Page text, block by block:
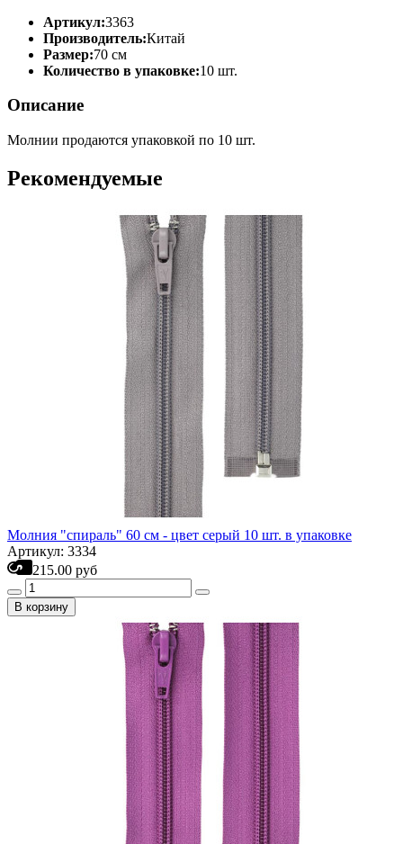
Артикул:3363
Производитель:Китай
Размер:70 см
Количество в упаковке:10 шт.
Описание
Молнии продаются упаковкой по 10 шт.
Рекомендуемые
Молния "спираль" 60 см - цвет серый 10 шт. в упаковке
Артикул: 3334
215.00 руб
В корзину